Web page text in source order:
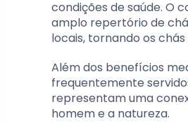
condições de saúde. O
amplo repertório de
locais, tornando os
Além dos benefícios
frequentemente
representam uma
homem e a natureza.